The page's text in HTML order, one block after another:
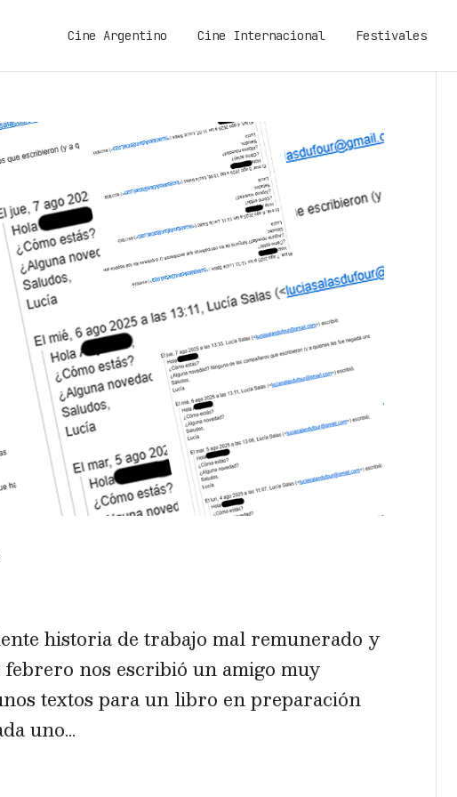
Cine Argentino Cine Internacional Festivales
historia de trabajo mal remunerado y
nos escribió un amigo muy
textos para un libro en preparación
uno...